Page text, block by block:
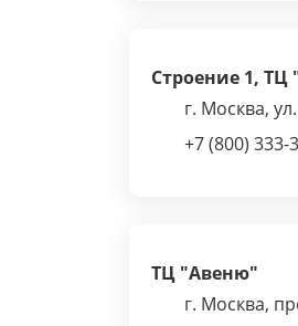
Строение 1, ТЦ
г. Москва,
+7 (800) 333-
ТЦ "Авеню"
г. Москва,